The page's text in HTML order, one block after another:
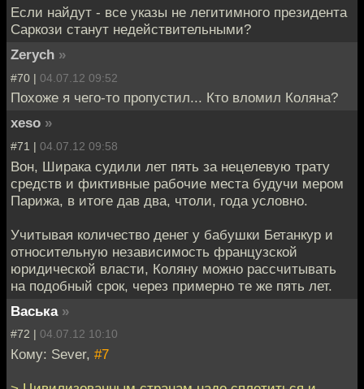
Если найдут - все указы не легитимного президента
Саркози станут недействительными?
Zerych »
#70 | 04.07.12 09:52
Похоже я чего-то пропустил... Кто вломил Коляна?
xeso »
#71 | 04.07.12 09:58
Вон, Ширака судили лет пять за нецелевую трату
средств и фиктивные рабочие места будучи мером
Парижа, в итоге дав два, чтоли, года условно.
Учитывая количество денег у бабушки Бетанкур и
относительную независимость французской
юридической власти, Коляну можно рассчитывать
на подобный срок, через примерно те же пять лет.
Васька »
#72 | 04.07.12 10:10
Кому: Sever, #7